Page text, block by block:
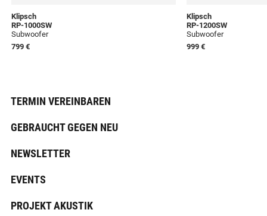
Klipsch
RP-1000SW
Subwoofer
799 €
Klipsch
RP-1200SW
Subwoofer
999 €
TERMIN VEREINBAREN
GEBRAUCHT GEGEN NEU
NEWSLETTER
EVENTS
PROJEKT AKUSTIK